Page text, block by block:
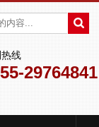
线
29764841